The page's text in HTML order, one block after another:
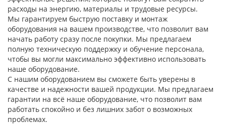
расходы на энергию, материалы и трудовые ресурсы.
Мы гарантируем быструю поставку и монтаж
оборудования на вашем производстве, что позволит вам
начать работу сразу после покупки. Мы предлагаем
полную техническую поддержку и обучение персонала,
чтобы вы могли максимально эффективно использовать
наше оборудование.
С нашим оборудованием вы сможете быть уверены в
качестве и надежности вашей продукции. Мы предлагаем
гарантии на всё наше оборудование, что позволит вам
работать спокойно и без лишних забот о возможных
проблемах.